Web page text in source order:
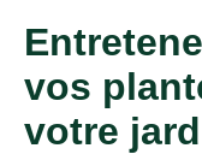
vos
votre